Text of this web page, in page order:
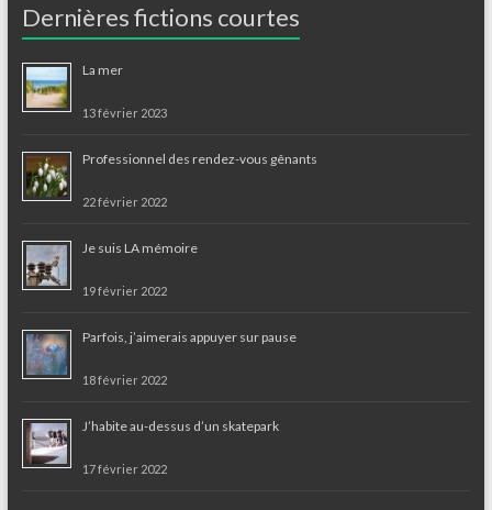
Dernières fictions courtes
La mer
13 février 2023
Professionnel des rendez-vous gênants
22 février 2022
Je suis LA mémoire
19 février 2022
Parfois, j’aimerais appuyer sur pause
18 février 2022
J’habite au-dessus d’un skatepark
17 février 2022